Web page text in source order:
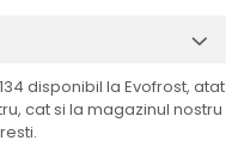
disponibil la Evofrost, atat
cat si la magazinul nostru